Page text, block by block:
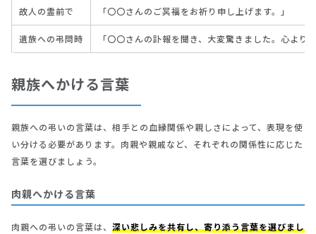
故人の霊前で 「〇〇さんのご冥福をお祈り申し上げます。」
遺族への弔問時 「〇〇さんの訃報を聞き、大変驚きました。心より
親族へかける言葉
親族への弔いの言葉は、相手との血縁関係や親しさによって、表現を使
い分ける必要があります。肉親や親戚など、それぞれの関係性に応じた
言葉を選びましょう。
肉親へかける言葉
肉親への弔いの言葉は、 深い悲しみを共有し、寄り添う言葉を選びまし